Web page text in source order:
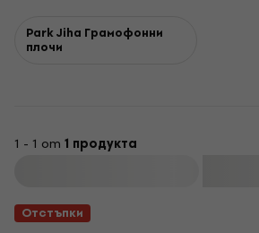
Park Jiha Грамофонни
плочи
1 - 1 от 1 продукта
Отстъпки